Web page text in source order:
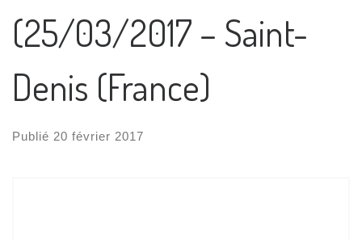
(25/03/2017 – Saint-
Denis (France)
Publié 20 février 2017